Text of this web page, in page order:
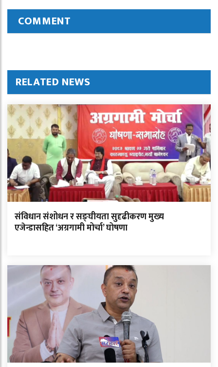
COMMENT
RELATED NEWS
संविधान संशोधन र सङ्घीयता सुदृढीकरण मुख्य
एजेन्डासहित ‘अग्रगामी मोर्चा’ घोषणा